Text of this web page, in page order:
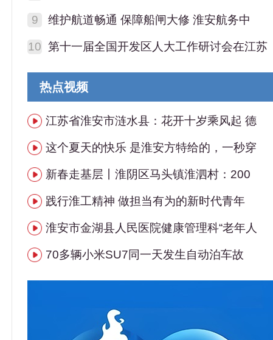
9 维护航道畅通 保障船闸大修 淮安航务中
10 第十一届全国开发区人大工作研讨会在江苏
热点视频
江苏省淮安市涟水县：花开十岁乘风起 德
这个夏天的快乐 是淮安方特给的，一秒穿
新春走基层丨淮阴区马头镇淮泗村：200
践行淮工精神 做担当有为的新时代青年
淮安市金湖县人民医院健康管理科“老年人
70多辆小米SU7同一天发生自动泊车故